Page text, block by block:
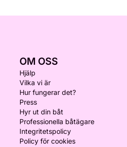
OM OSS
Hjälp
Vilka vi är
Hur fungerar det?
Press
Hyr ut din båt
Professionella båtägare
Integritetspolicy
Policy för cookies